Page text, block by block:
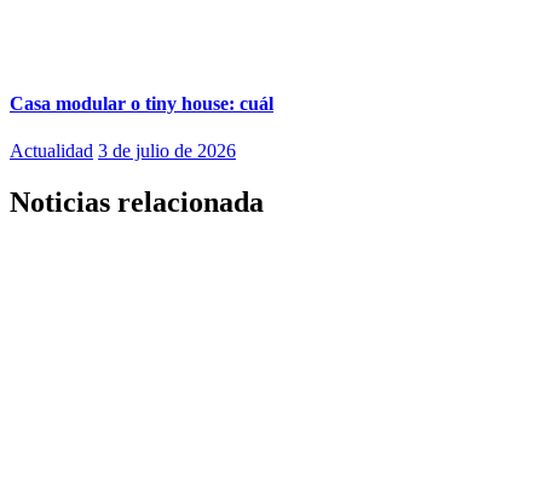
Casa modular o tiny house: cuál
Actualidad 3 de julio de 2026
Noticias relacionada